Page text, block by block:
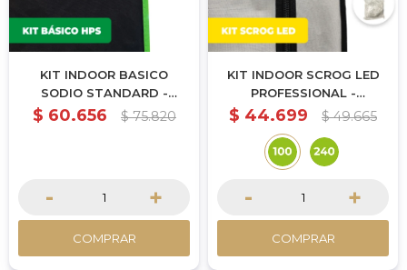
KIT INDOOR BASICO
SODIO STANDARD -
240X240X200CM
$ 60.656 $ 75.820
- +
COMPRAR
KIT INDOOR SCROG LED
PROFESSIONAL -
100X100X200CM
$ 44.699 $ 49.665
- +
COMPRAR